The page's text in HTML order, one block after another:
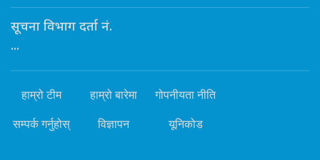
सूचना विभाग दर्ता नं.
...
हाम्रो टीम हाम्रो बारेमा गोपनीयता नीति
सम्पर्क गर्नुहोस् विज्ञापन यूनिकोड